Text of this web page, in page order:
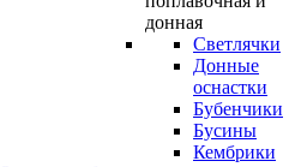
донная
Светлячки
Донные
оснастки
Бубенчики
Бусины
Кембрики